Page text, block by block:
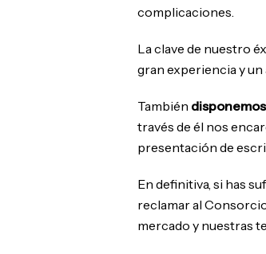
complicaciones.
La clave de nuestro
gran experiencia y
También
través de él nos
presentación de
En definitiva, si has
reclamar al
mercado y nuestras